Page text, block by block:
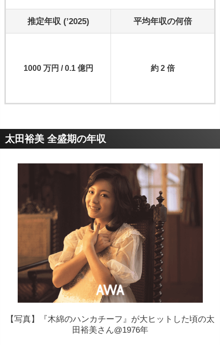
推定年収 (’2025) 平均年収の何倍
1000 万円 / 0.1 億円 約 2 倍
太田裕美 全盛期の年収
【写真】『木綿のハンカチーフ』が大ヒットした頃の太
田裕美さん@1976年